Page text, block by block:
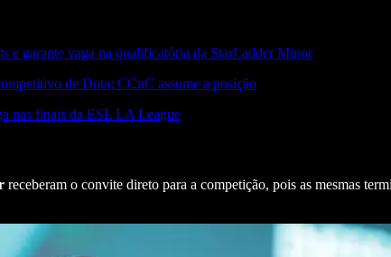
e garante vaga na qualificatória da StarLadder Minor
de Dota; CCnC assume a posição
nas finais da ESL LA League
receberam o convite direto para a competição, pois as mesmas